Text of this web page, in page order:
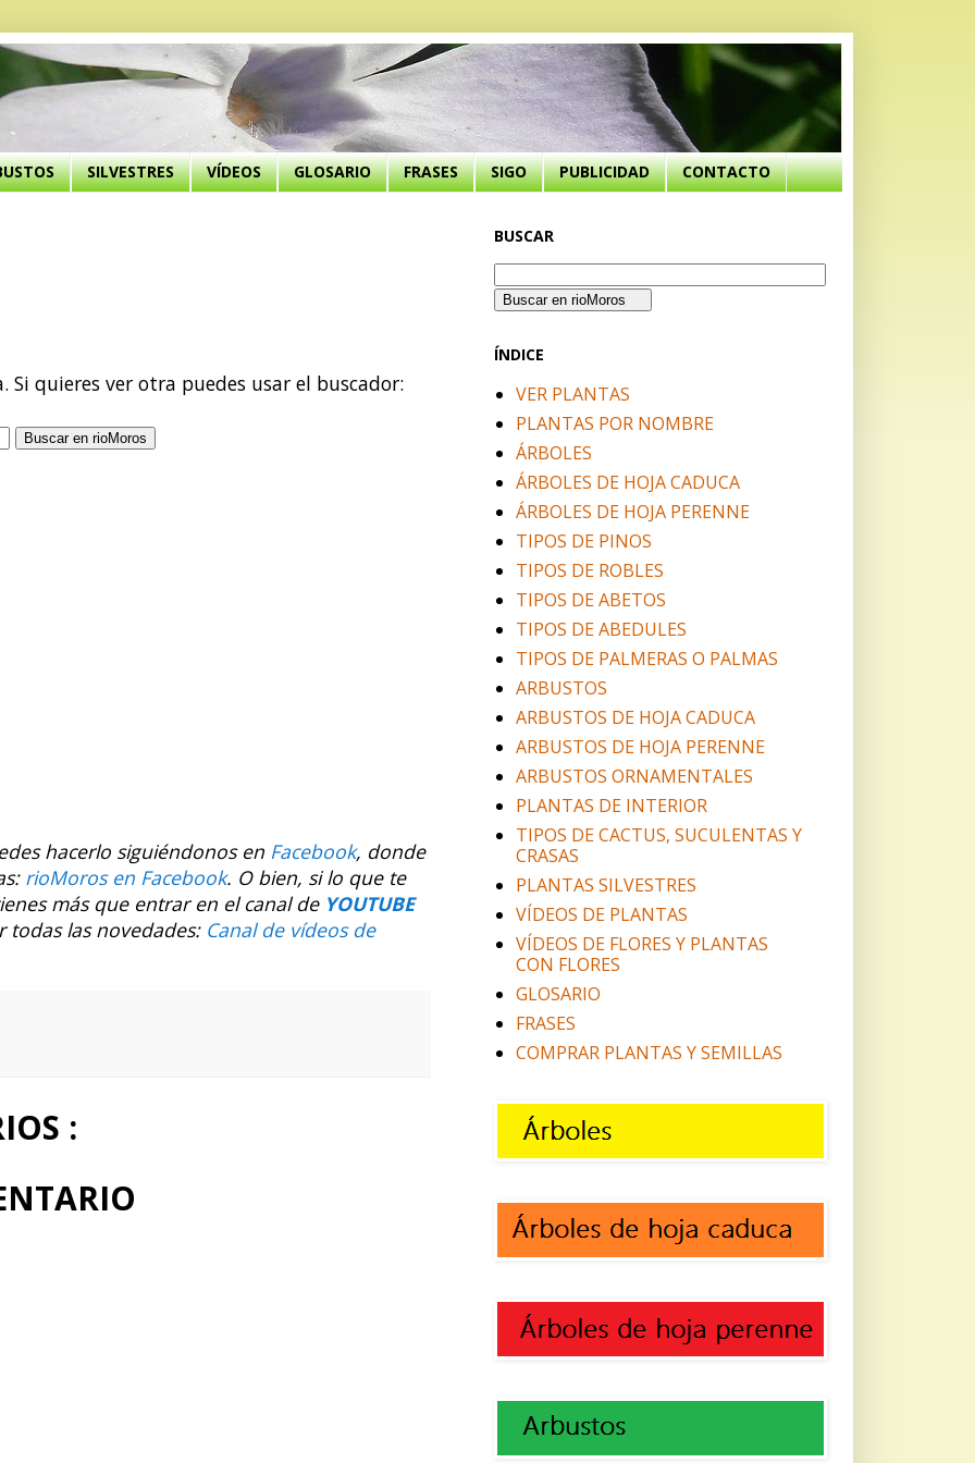
SILVESTRES VÍDEOS GLOSARIO FRASES SIGO PUBLICIDAD CONTACTO
quieres ver otra puedes usar el buscador:
hacerlo siguiéndonos en Facebook, donde
rioMoros en Facebook. O bien, si lo que te
más que entrar en el canal de YOUTUBE
todas las novedades: Canal de vídeos de
:
BUSCAR
ÍNDICE
VER PLANTAS
PLANTAS POR NOMBRE
ÁRBOLES
ÁRBOLES DE HOJA CADUCA
ÁRBOLES DE HOJA PERENNE
TIPOS DE PINOS
TIPOS DE ROBLES
TIPOS DE ABETOS
TIPOS DE ABEDULES
TIPOS DE PALMERAS O PALMAS
ARBUSTOS
ARBUSTOS DE HOJA CADUCA
ARBUSTOS DE HOJA PERENNE
ARBUSTOS ORNAMENTALES
PLANTAS DE INTERIOR
TIPOS DE CACTUS, SUCULENTAS Y
CRASAS
PLANTAS SILVESTRES
VÍDEOS DE PLANTAS
VÍDEOS DE FLORES Y PLANTAS
CON FLORES
GLOSARIO
FRASES
COMPRAR PLANTAS Y SEMILLAS